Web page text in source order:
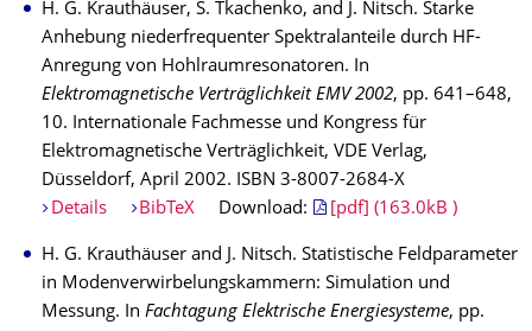
H. G. Krauthäuser, S. Tkachenko, and J. Nitsch. Starke
Anhebung niederfrequenter Spektralanteile durch HF-
Anregung von Hohlraumresonatoren. In
Elektromagnetische Verträglichkeit EMV 2002, pp. 641–648,
10. Internationale Fachmesse und Kongress für
Elektromagnetische Verträglichkeit, VDE Verlag,
Düsseldorf, April 2002. ISBN 3-8007-2684-X
Details
BibTeX Download: [pdf] (163.0kB )
H. G. Krauthäuser and J. Nitsch. Statistische Feldparameter
in Modenverwirbelungskammern: Simulation und
Messung. In Fachtagung Elektrische Energiesysteme, pp.